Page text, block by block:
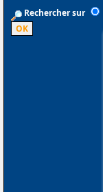
Rechercher sur